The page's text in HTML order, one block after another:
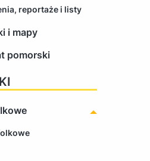
reportaże i listy
i mapy
pomorski